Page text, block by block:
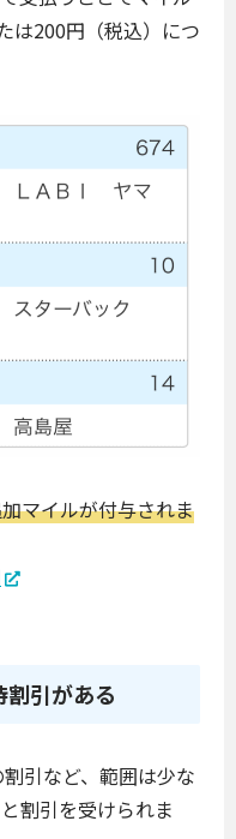
は200円（税込）につ
マイルが付与されま
引がある
引など、範囲は少な
割引を受けられま